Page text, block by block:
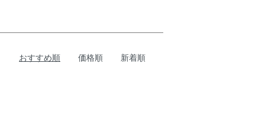
おすすめ順 価格順 新着順